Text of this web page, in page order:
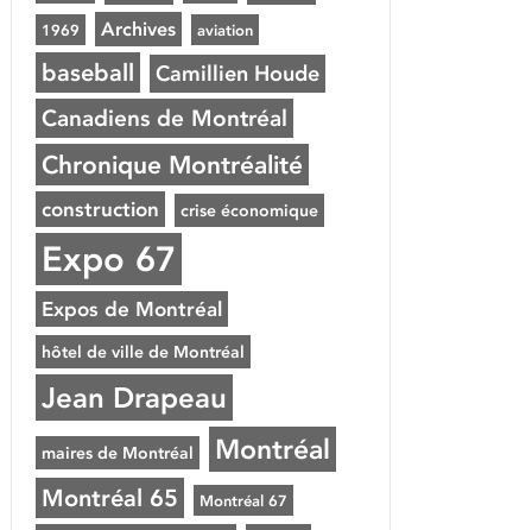
1969 Archives aviation
baseball Camillien Houde
Canadiens de Montréal
Chronique Montréalité
construction crise économique
Expo 67
Expos de Montréal
hôtel de ville de Montréal
Jean Drapeau
maires de Montréal Montréal
Montréal 65 Montréal 67